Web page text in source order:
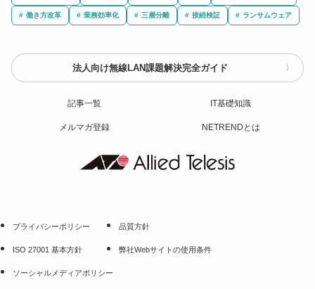
働き方改革 業務効率化 三層分離 接続検証 ランサムウェア
法人向け無線LAN課題解決完全ガイド
記事一覧 IT基礎知識
メルマガ登録 NETRENDとは
プライバシーポリシー 品質方針
ISO 27001 基本方針 弊社Webサイトの使用条件
ソーシャルメディアポリシー